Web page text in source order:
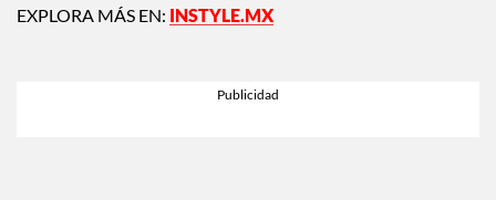
EXPLORA MÁS EN: INSTYLE.MX